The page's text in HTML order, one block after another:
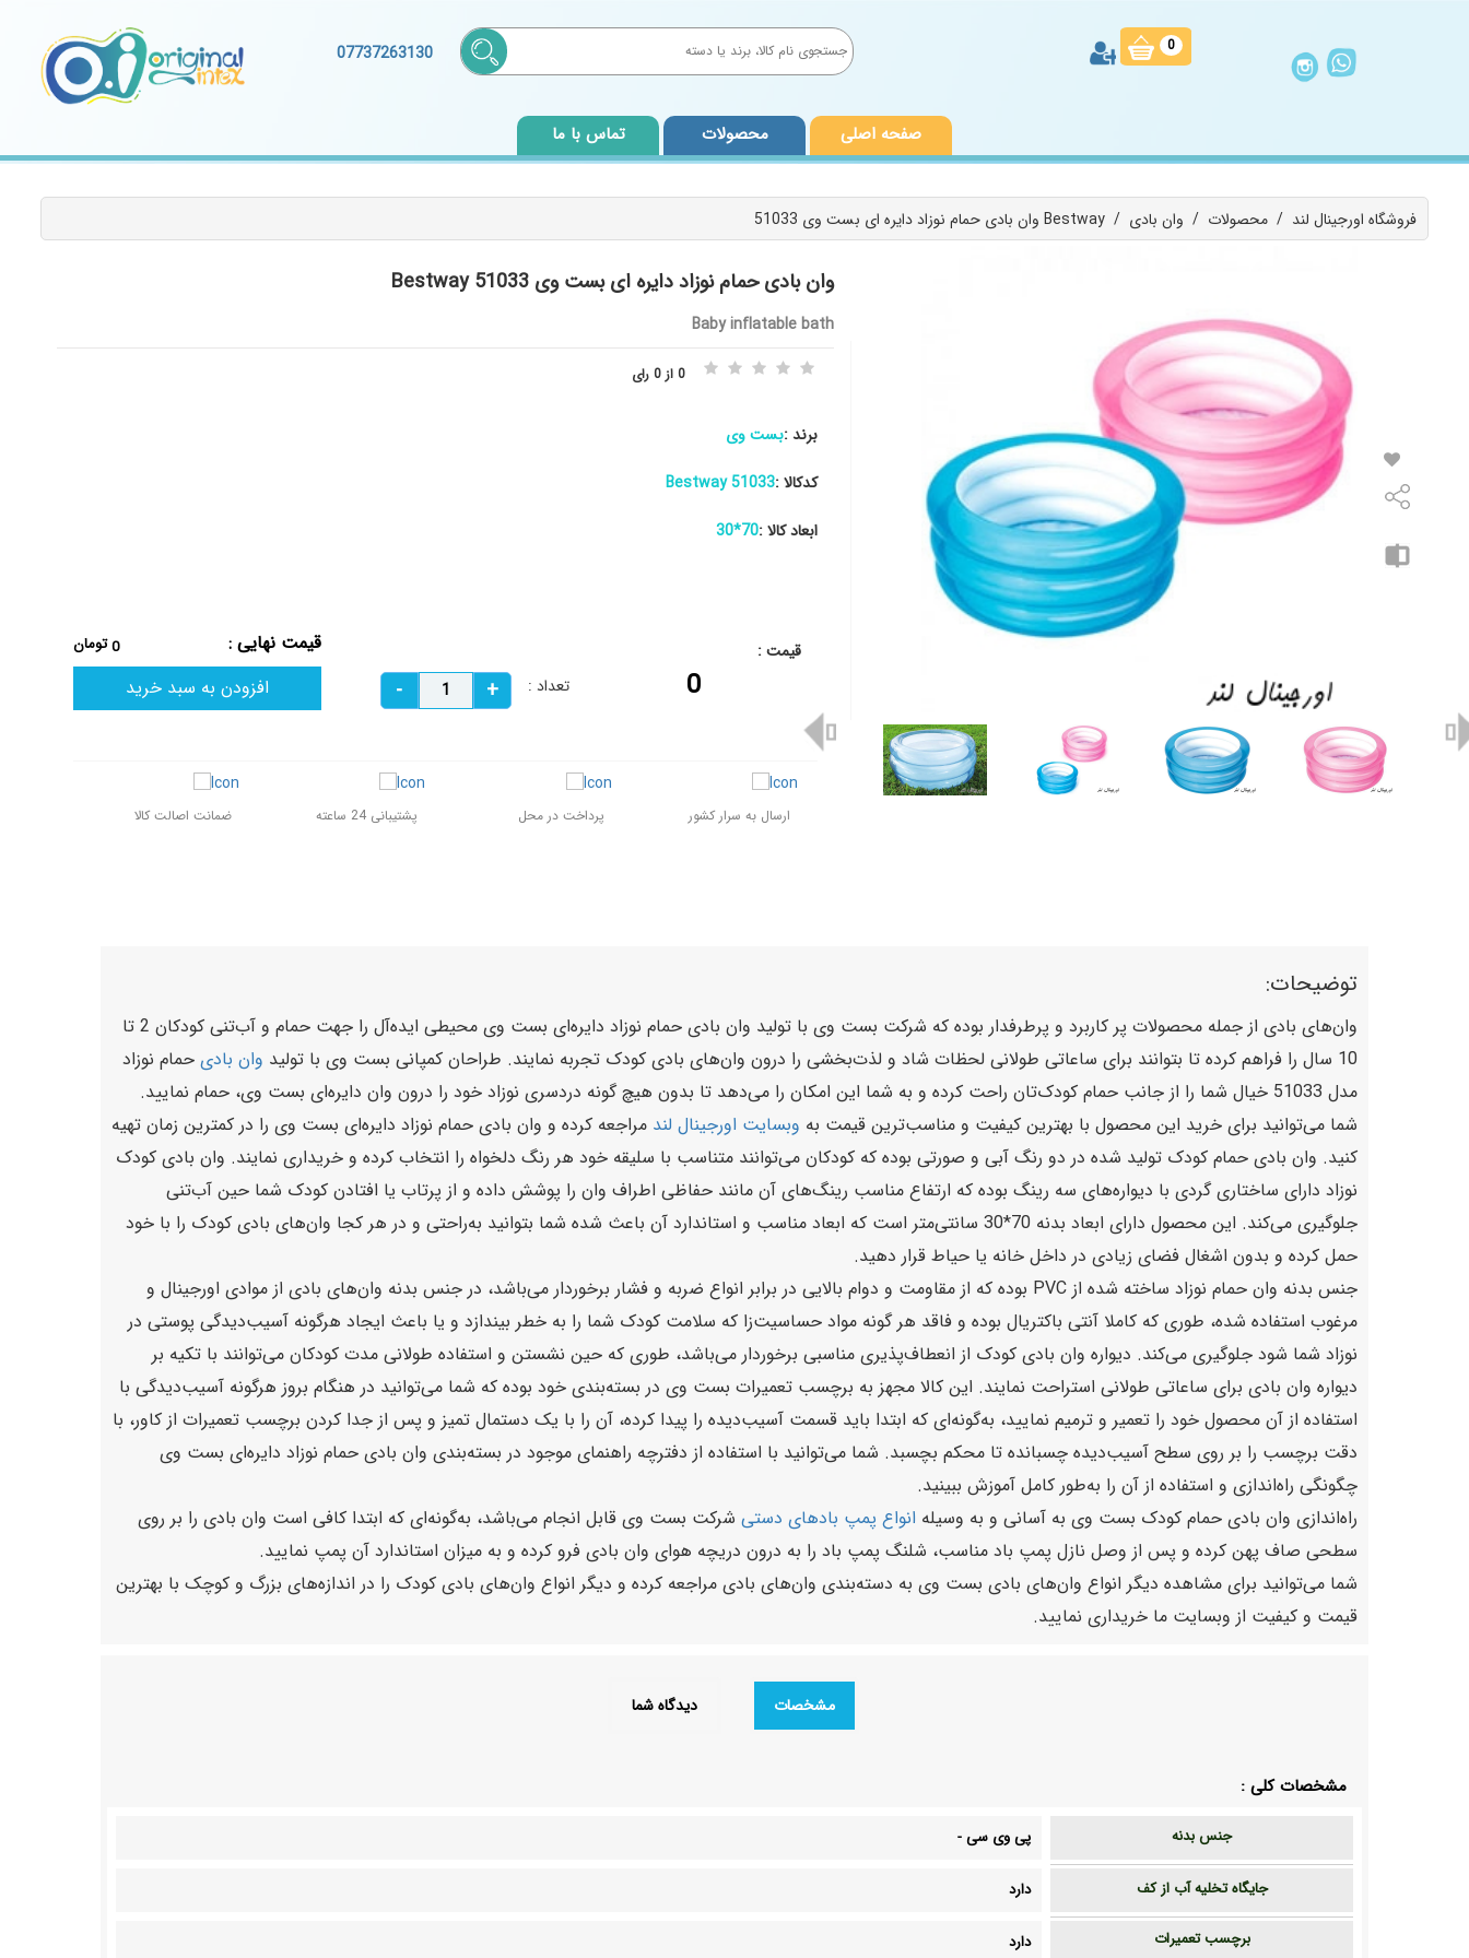
0
07737263130
صفحه اصلی محصولات تماس با ما
فروشگاه اورجینال لند / محصولات / وان بادی / وان بادی حمام نوزاد دایره ای بست وی 51033 Bestway
وان بادی حمام نوزاد دایره ای بست وی 51033 Bestway
Baby inflatable bath
0 از 0 رای
برند :بست وی
کدکالا :51033 Bestway
ابعاد کالا :70*30
قیمت :
0 تعداد :
قیمت نهایی : تومان0
افزودن به سبد خرید
ارسال به سرار کشور پرداخت در محل پشتیبانی 24 ساعته ضمانت اصالت کالا
توضیحات:
وان‌های بادی از جمله محصولات پر کاربرد و پرطرفدار بوده که شرکت بست وی با تولید وان بادی حمام نوزاد دایره‌ای بست وی محیطی ایده‌آل را جهت حمام و آب‌تنی کودکان 2 تا
10 سال را فراهم کرده تا بتوانند برای ساعاتی طولانی لحظات شاد و لذت‌بخشی را درون وان‌های بادی کودک تجربه نمایند. طراحان کمپانی بست وی با تولید
وان بادی حمام نوزاد
مدل 51033 خیال شما را از جانب حمام کودک‌تان راحت کرده و به شما این امکان را می‌دهد تا بدون هیچ گونه دردسری نوزاد خود را درون وان دایره‌ای بست وی، حمام نمایید.
شما می‌توانید برای خرید این محصول با بهترین کیفیت و مناسب‌ترین قیمت به وبسایت اورجینال لند مراجعه کرده و وان بادی حمام نوزاد دایره‌ای بست وی را در کمترین زمان تهیه
کنید. وان بادی حمام کودک تولید شده در دو رنگ آبی و صورتی بوده که کودکان می‌توانند متناسب با سلیقه خود هر رنگ دلخواه را انتخاب کرده و خریداری نمایند. وان بادی کودک
نوزاد دارای ساختاری گردی با دیواره‌های سه رینگ بوده که ارتفاع مناسب رینگ‌های آن مانند حفاظی اطراف وان را پوشش داده و از پرتاب یا افتادن کودک شما حین آب‌تنی
جلوگیری می‌کند. این محصول دارای ابعاد بدنه 70*30 سانتی‌متر است که ابعاد مناسب و استاندارد آن باعث شده شما بتوانید به‌راحتی و در هر کجا وان‌های بادی کودک را با خود
حمل کرده و بدون اشغال فضای زیادی در داخل خانه یا حیاط قرار دهید.
جنس بدنه وان حمام نوزاد ساخته شده از PVC بوده که از مقاومت و دوام بالایی در برابر انواع ضربه و فشار برخوردار می‌باشد، در جنس بدنه وان‌های بادی از موادی اورجینال و
مرغوب استفاده شده، طوری که کاملا آنتی باکتریال بوده و فاقد هر گونه مواد حساسیت‌زا که سلامت کودک شما را به خطر بیندازد و یا باعث ایجاد هرگونه آسیب‌دیدگی پوستی در
نوزاد شما شود جلوگیری می‌کند. دیواره وان بادی کودک از انعطاف‌پذیری مناسبی برخوردار می‌باشد، طوری که حین نشستن و استفاده طولانی مدت کودکان می‌توانند با تکیه بر
دیواره وان بادی برای ساعاتی طولانی استراحت نمایند. این کالا مجهز به برچسب تعمیرات بست وی در بسته‌بندی خود بوده که شما می‌توانید در هنگام بروز هرگونه آسیب‌دیدگی با
استفاده از آن محصول خود را تعمیر و ترمیم نمایید، به‌گونه‌ای که ابتدا باید قسمت آسیب‌دیده را پیدا کرده، آن را با یک دستمال تمیز و پس از جدا کردن برچسب تعمیرات از کاور، با
دقت برچسب را بر روی سطح آسیب‌دیده چسبانده تا محکم بچسبد. شما می‌توانید با استفاده از دفترچه راهنمای موجود در بسته‌بندی وان بادی حمام نوزاد دایره‌ای بست وی
چگونگی راه‌اندازی و استفاده از آن را به‌طور کامل آموزش ببینید.
راه‌اندازی وان بادی حمام کودک بست وی به آسانی و به وسیله انواع پمپ بادهای دستی شرکت بست وی قابل انجام می‌باشد، به‌گونه‌ای که ابتدا کافی است وان بادی را بر روی
سطحی صاف پهن کرده و پس از وصل نازل پمپ باد مناسب، شلنگ پمپ باد را به درون دریچه هوای وان بادی فرو کرده و به میزان استاندارد آن پمپ نمایید.
شما می‌توانید برای مشاهده دیگر انواع وان‌های بادی بست وی به دسته‌بندی وان‌های بادی مراجعه کرده و دیگر انواع وان‌های بادی کودک را در اندازه‌های بزرگ و کوچک با بهترین
قیمت و کیفیت از وبسایت ما خریداری نمایید.
مشخصات دیدگاه شما
مشخصات کلی :
جنس بدنه پی وی سی-
جایگاه تخلیه آب از کف دارد
برچسب تعمیرات دارد